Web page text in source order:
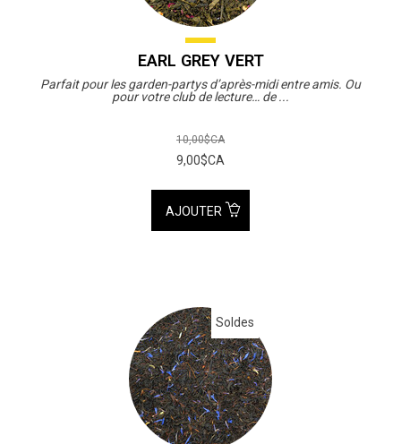
EARL GREY VERT
Parfait pour les garden-partys d’après-midi entre amis. Ou
pour votre club de lecture… de ...
10,00$CA
9,00$CA
AJOUTER
Soldes